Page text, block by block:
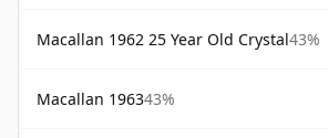
Macallan 1962 25 Year Old Crystal43%
Macallan 196343%